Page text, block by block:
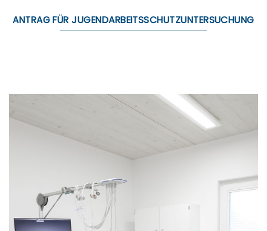
ANTRAG FÜR JUGENDARBEITSSCHUTZUNTERSUCHUNG